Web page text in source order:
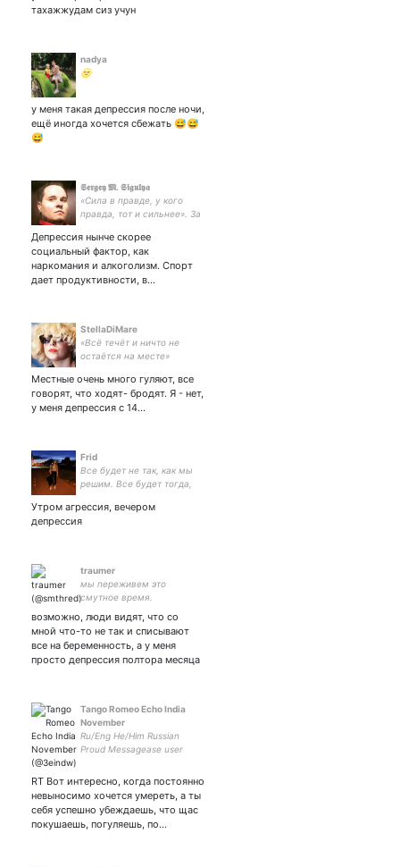
тахажжудам сиз учун
nadya
🌝
у меня такая депрессия после ночи,
ещё иногда хочется сбежать 😅😅
😅
𝕾𝖊𝖗𝖌𝖊𝖞 𝕸. 𝕾𝖎𝖌𝖚𝖑𝖞𝖆
«Сила в правде, у кого
правда, тот и сильнее». За
справедливость, за
здравомыслие. Технократ,
спортсмен, бизнесмен, it-
шник, патриот, атеист и
Депрессия нынче скорее
социальный фактор, как
наркомания и алкоголизм. Спорт
дает продуктивности, в…
StellaDiMare
«Всё течёт и ничто не
остаётся на месте»
Местные очень много гуляют, все
говорят, что ходят- бродят. Я - нет,
у меня депрессия с 14…
Frid
Вcе будет не так, как мы
решим. Все бyдет тогда,
Утром агрессия, вечером
депрессия
traumer
мы переживем это
смутное время.
возможно, люди видят, что со
мной что-то не так и списывают
все на беременность, а у меня
просто депрессия полтора месяца
Tango Romeo Echo India
November
Ru/Eng He/Him Russian
Proud Messagease user
RT Вот интересно, когда постоянно
невыносимо хочется умереть, а ты
себя успешно убеждаешь, что щас
покушаешь, погуляешь, по…